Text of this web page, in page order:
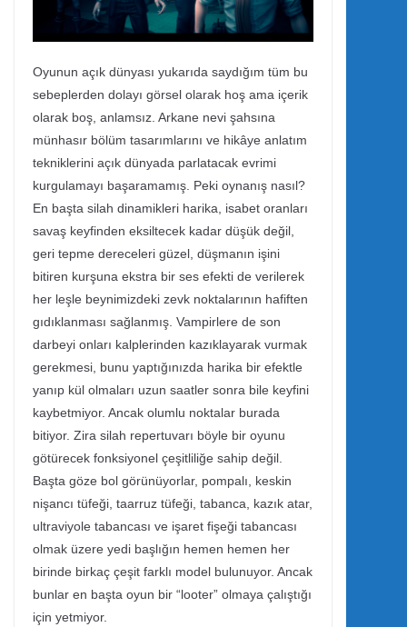
Oyunun açık dünyası yukarıda saydığım tüm bu
sebeplerden dolayı görsel olarak hoş ama içerik
olarak boş, anlamsız. Arkane nevi şahsına
münhasır bölüm tasarımlarını ve hikâye anlatım
tekniklerini açık dünyada parlatacak evrimi
kurgulamayı başaramamış. Peki oynanış nasıl?
En başta silah dinamikleri harika, isabet oranları
savaş keyfinden eksiltecek kadar düşük değil,
geri tepme dereceleri güzel, düşmanın işini
bitiren kurşuna ekstra bir ses efekti de verilerek
her leşle beynimizdeki zevk noktalarının hafiften
gıdıklanması sağlanmış. Vampirlere de son
darbeyi onları kalplerinden kazıklayarak vurmak
gerekmesi, bunu yaptığınızda harika bir efektle
yanıp kül olmaları uzun saatler sonra bile keyfini
kaybetmiyor. Ancak olumlu noktalar burada
bitiyor. Zira silah repertuvarı böyle bir oyunu
götürecek fonksiyonel çeşitliliğe sahip değil.
Başta göze bol görünüyorlar, pompalı, keskin
nişancı tüfeği, taarruz tüfeği, tabanca, kazık atar,
ultraviyole tabancası ve işaret fişeği tabancası
olmak üzere yedi başlığın hemen hemen her
birinde birkaç çeşit farklı model bulunuyor. Ancak
bunlar en başta oyun bir “looter” olmaya çalıştığı
için yetmiyor.